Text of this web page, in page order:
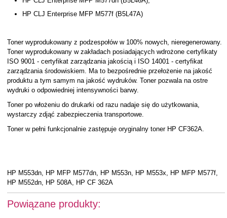
HP CLJ Enterprise MFP M577f (B5L47A)
Toner wyprodukowany z podzespołów w 100% nowych, nieregenerowany.
Toner wyprodukowany w zakładach posiadających wdrożone certyfikaty
ISO 9001 - certyfikat zarządzania jakością i ISO 14001 - certyfikat
zarządzania środowiskiem. Ma to bezpośrednie przełożenie na jakość
produktu a tym samym na jakość wydruków. Toner pozwala na ostre
wydruki o odpowiedniej intensywności barwy.
Toner po włożeniu do drukarki od razu nadaje się do użytkowania,
wystarczy zdjąć zabezpieczenia transportowe.
Toner w pełni funkcjonalnie zastępuje oryginalny toner HP CF362A.
HP M553dn, HP MFP M577dn, HP M553n, HP M553x, HP MFP M577f,
HP M552dn, HP 508A, HP CF 362A
Powiązane produkty: